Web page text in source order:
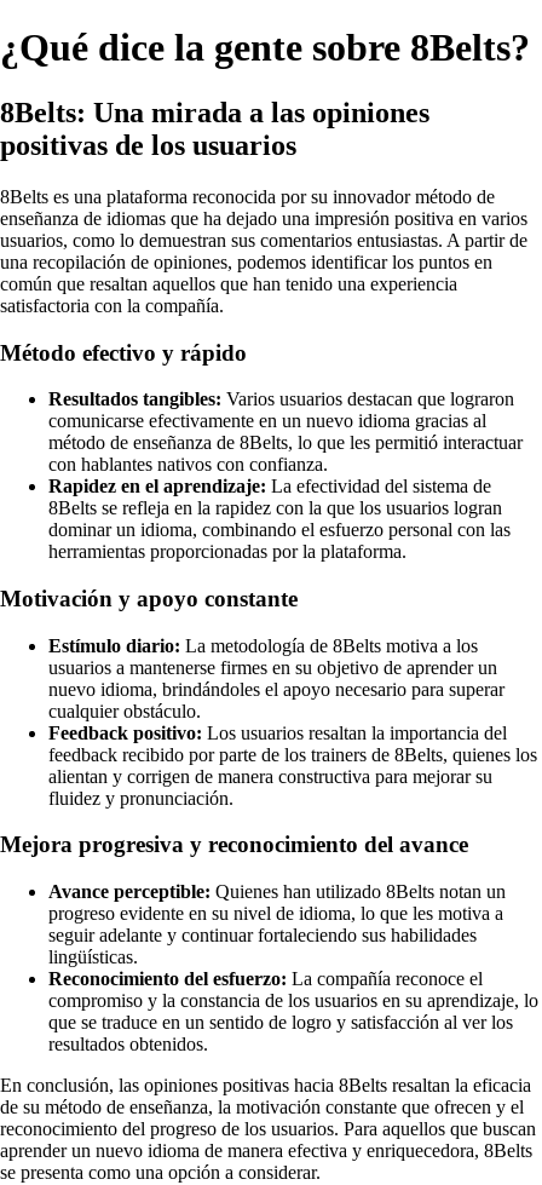
¿Qué dice la gente sobre 8Belts?
8Belts: Una mirada a las opiniones
positivas de los usuarios
8Belts es una plataforma reconocida por su innovador método de
enseñanza de idiomas que ha dejado una impresión positiva en varios
usuarios, como lo demuestran sus comentarios entusiastas. A partir de
una recopilación de opiniones, podemos identificar los puntos en
común que resaltan aquellos que han tenido una experiencia
satisfactoria con la compañía.
Método efectivo y rápido
Resultados tangibles: Varios usuarios destacan que lograron
comunicarse efectivamente en un nuevo idioma gracias al
método de enseñanza de 8Belts, lo que les permitió interactuar
con hablantes nativos con confianza.
Rapidez en el aprendizaje: La efectividad del sistema de
8Belts se refleja en la rapidez con la que los usuarios logran
dominar un idioma, combinando el esfuerzo personal con las
herramientas proporcionadas por la plataforma.
Motivación y apoyo constante
Estímulo diario: La metodología de 8Belts motiva a los
usuarios a mantenerse firmes en su objetivo de aprender un
nuevo idioma, brindándoles el apoyo necesario para superar
cualquier obstáculo.
Feedback positivo: Los usuarios resaltan la importancia del
feedback recibido por parte de los trainers de 8Belts, quienes los
alientan y corrigen de manera constructiva para mejorar su
fluidez y pronunciación.
Mejora progresiva y reconocimiento del avance
Avance perceptible: Quienes han utilizado 8Belts notan un
progreso evidente en su nivel de idioma, lo que les motiva a
seguir adelante y continuar fortaleciendo sus habilidades
lingüísticas.
Reconocimiento del esfuerzo: La compañía reconoce el
compromiso y la constancia de los usuarios en su aprendizaje, lo
que se traduce en un sentido de logro y satisfacción al ver los
resultados obtenidos.
En conclusión, las opiniones positivas hacia 8Belts resaltan la eficacia
de su método de enseñanza, la motivación constante que ofrecen y el
reconocimiento del progreso de los usuarios. Para aquellos que buscan
aprender un nuevo idioma de manera efectiva y enriquecedora, 8Belts
se presenta como una opción a considerar.